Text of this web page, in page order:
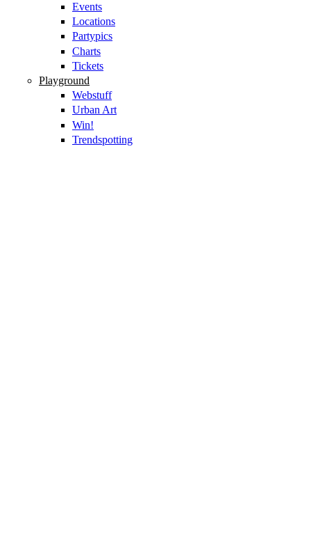
Events
Locations
Partypics
Charts
Tickets
Playground
Webstuff
Urban Art
Win!
Trendspotting